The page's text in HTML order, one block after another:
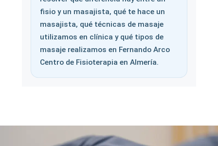
fisio y un masajista, qué te hace un
masajista, qué técnicas de masaje
utilizamos en clínica y qué tipos de
masaje realizamos en Fernando Arco
Centro de Fisioterapia en Almería.